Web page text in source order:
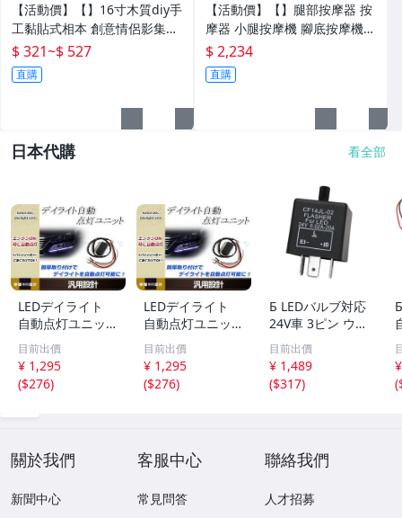
【活動價】【】16寸木質diy手
工黏貼式相本 創意情侶影集紀
念收藏冊送男女朋友
$ 321~$ 527
直購
【活動價】【】腿部按摩器 按
摩器 小腿按摩機 腳底按摩機
深層按摩軟體全自動足療機穴
位揉捏家用按腳器腳部腿部足
底足部腳底
$ 2,234
直購
日本代購 看全部
LEDデイライト
自動点灯ユニット
減光機能付き 12V
車専用 エンジン
ON連動 ポジショ
ン フォグランプ
目前出價
¥ 1,295
($276)
LEDデイライト
自動点灯ユニット
減光機能付き 12V
車専用 エンジン
ON連動 ポジショ
ン フォグランプ
目前出價
¥ 1,295
($276)
Б LEDバルブ対応
24V車 3ピン ウイ
ンカーリレー 速
度調整 無段階調
整可能 カチカチ
音内蔵 スピーカ
目前出價
¥ 1,489
($317)
(
關於我們
新聞中心
客服中心
常見問答
聯絡我們
人才招募